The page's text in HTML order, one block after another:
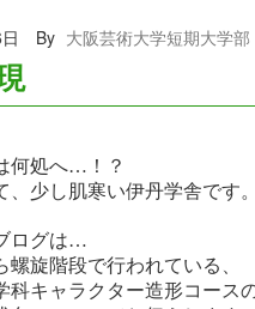
By 大阪芸術大学短期大学部
何処へ…！？
、少し肌寒い伊丹学舎です
ログは…
螺旋階段で行われている、
科キャラクター造形コース